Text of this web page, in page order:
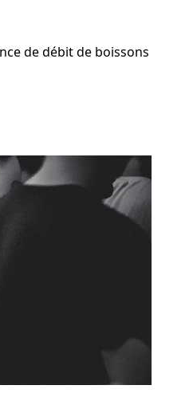
de débit de boissons